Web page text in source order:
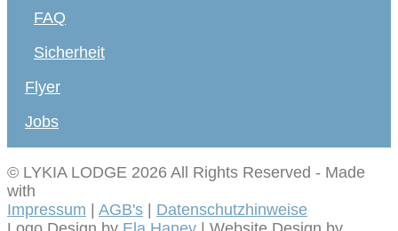
FAQ
Sicherheit
Flyer
Jobs
© LYKIA LODGE 2026 All Rights Reserved - Made
with
Impressum | AGB's | Datenschutzhinweise